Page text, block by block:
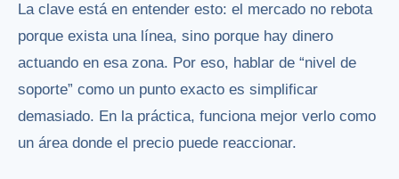
La clave está en entender esto: el mercado no rebota
porque exista una línea, sino porque hay dinero
actuando en esa zona. Por eso, hablar de “nivel de
soporte” como un punto exacto es simplificar
demasiado. En la práctica, funciona mejor verlo como
un área donde el precio puede reaccionar.